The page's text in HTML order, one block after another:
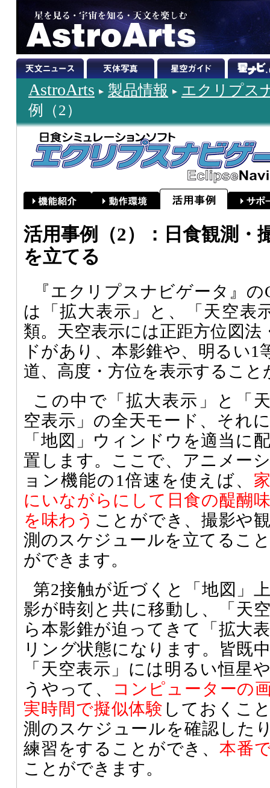
AstroArts 製品情報
エクリプス
例（2）
活用事例（2）：日食観測・
を立てる
『エクリプスナビゲータ』
は「拡大表示」と、「天空表
類。天空表示には正距方位図法
ドがあり、本影錐や、明るい1
道、高度・方位を表示すること
この中で「拡大表示」と「天
空表示」の全天モード、それに
「地図」ウィンドウを適当に配
置します。ここで、アニメーシ
ョン機能の1倍速を使えば、 家
にいながらにして日食の醍醐味
を味わう ことができ、撮影や
測のスケジュールを立てること
ができます。
第2接触が近づくと「地図」
影が時刻と共に移動し、「天
ら本影錐が迫ってきて「拡大
リング状態になります。皆既
「天空表示」には明るい恒星
うやって、
コンピューターの
実時間で擬似体験 しておくこ
測のスケジュールを確認した
練習をすることができ、 本番
ことができます。